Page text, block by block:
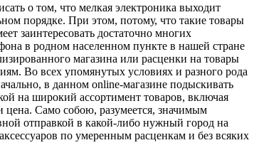
о том, что мелкая электроника выходит
порядке. При этом, потому, что такие товары
заинтересовать достаточно многих
в родном населенном пункте в нашей стране
магазина или расценки на товары
Во всех упомянутых условиях и разного рода
в данном online-магазине подыскивать
на широкий ассортимент товаров, включая
цена. Само собою, разумеется, значимым
отправкой в какой-либо нужный город на
по умеренным расценкам и без всяких